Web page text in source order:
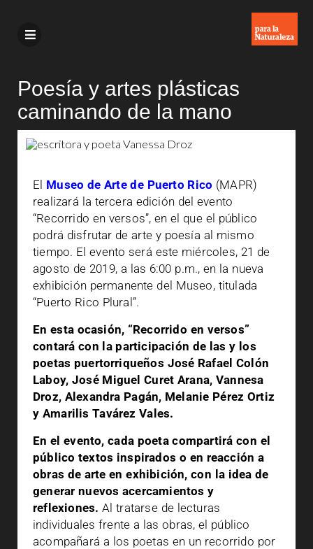
Poesía y artes plásticas
caminando de la mano
El Museo de Arte de Puerto Rico (MAPR)
realizará la tercera edición del evento
“Recorrido en versos”, en el que el público
podrá disfrutar de arte y poesía al mismo
tiempo. El evento será este miércoles, 21 de
agosto de 2019, a las 6:00 p.m., en la nueva
exhibición permanente del Museo, titulada
“Puerto Rico Plural”.
En esta ocasión, “Recorrido en versos”
contará con la participación de las y los
poetas puertorriqueños José Rafael Colón
Laboy, José Miguel Curet Arana, Vannesa
Droz, Alexandra Pagán, Melanie Pérez Ortiz
y Amarilis Tavárez Vales.
En el evento, cada poeta compartirá con el
público textos inspirados o en reacción a
obras de arte en exhibición, con la idea de
generar nuevos acercamientos y
reflexiones. Al tratarse de lecturas
individuales frente a las obras, el público
acompañará a los poetas en un recorrido por